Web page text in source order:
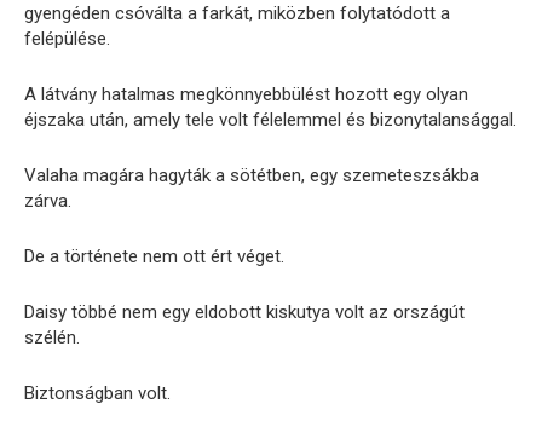
gyengéden csóválta a farkát, miközben folytatódott a
felépülése.
A látvány hatalmas megkönnyebbülést hozott egy olyan
éjszaka után, amely tele volt félelemmel és bizonytalansággal.
Valaha magára hagyták a sötétben, egy szemeteszsákba
zárva.
De a története nem ott ért véget.
Daisy többé nem egy eldobott kiskutya volt az országút
szélén.
Biztonságban volt.